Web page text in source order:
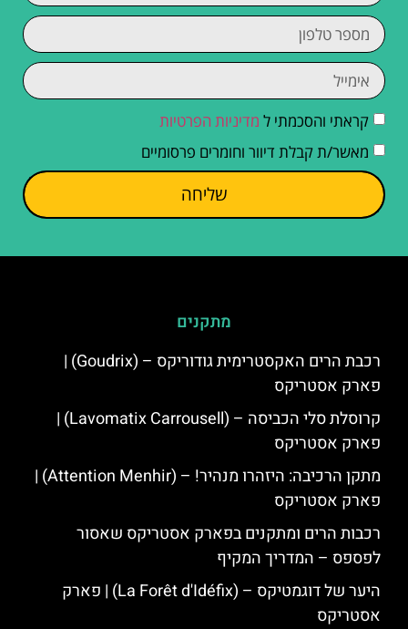
קראתי והסכמתי ל מדיניות הפרטיות
מאשר/ת קבלת דיוור וחומרים פרסומיים
שליחה
מתקנים
רכבת הרים האקסטרימית גודוריקס – (Goudrix) |
פארק אסטריקס
קרוסלת סלי הכביסה – (Lavomatix Carrousell) |
פארק אסטריקס
מתקן הרכיבה: היזהרו מנהיר! – (Attention Menhir) |
פארק אסטריקס
רכבות הרים ומתקנים בפארק אסטריקס שאסור
לפספס – המדריך המקיף
היער של דוגמטיקס – (La Forêt d'Idéfix) | פארק
אסטריקס